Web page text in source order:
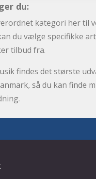
du:
kategori her til
du vælge specifikke
tilbud fra.
findes det største
så du kan finde